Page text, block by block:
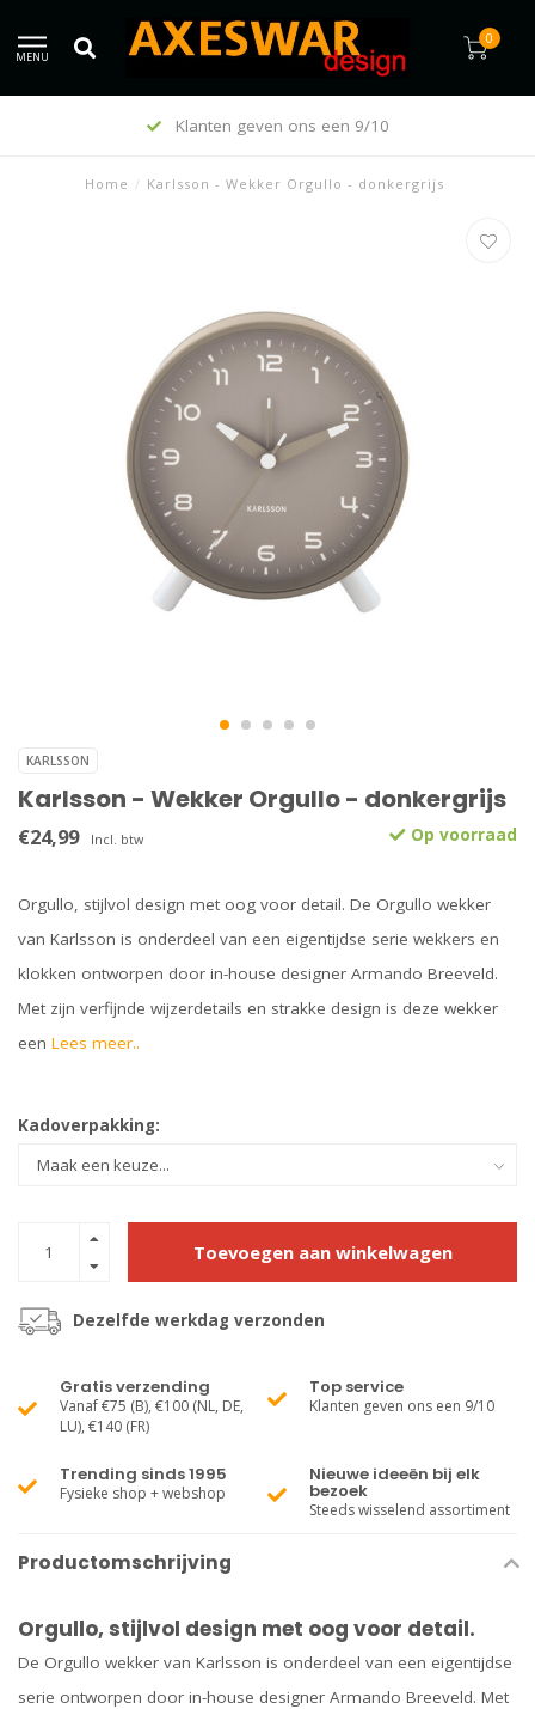
MENU
0
Klanten geven ons een 9/10
Home / Karlsson - Wekker Orgullo - donkergrijs
KARLSSON
Karlsson - Wekker Orgullo - donkergrijs
€24,99 Incl. btw Op voorraad
Orgullo, stijlvol design met oog voor detail. De Orgullo wekker
van Karlsson is onderdeel van een eigentijdse serie wekkers en
klokken ontworpen door in-house designer Armando Breeveld.
Met zijn verfijnde wijzerdetails en strakke design is deze wekker
een Lees meer..
Kadoverpakking:
Toevoegen aan winkelwagen
Dezelfde werkdag verzonden
Gratis verzending
Vanaf €75 (B), €100 (NL, DE,
LU), €140 (FR)
Top service
Klanten geven ons een 9/10
Trending sinds 1995
Fysieke shop + webshop
Nieuwe ideeën bij elk
bezoek
Steeds wisselend assortiment
Productomschrijving
Orgullo, stijlvol design met oog voor detail.
De Orgullo wekker van Karlsson is onderdeel van een eigentijdse
serie ontworpen door in-house designer Armando Breeveld. Met